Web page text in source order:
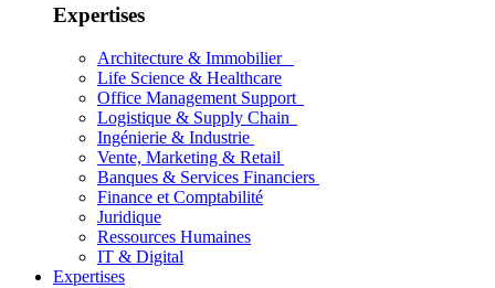
Expertises
Architecture & Immobilier
Life Science & Healthcare
Office Management Support
Logistique & Supply Chain
Ingénierie & Industrie
Vente, Marketing & Retail
Banques & Services Financiers
Finance et Comptabilité
Juridique
Ressources Humaines
IT & Digital
Expertises